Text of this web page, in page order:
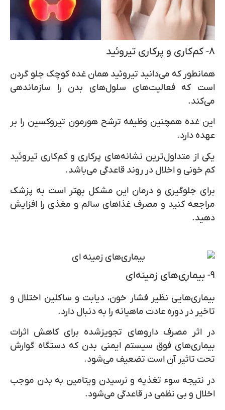
۸- کم‌کاری و پرکاری تیروئید
همانطور که می‌دانید تیروئید همان غده کوچک جلو گردن
است که فعالیت‌های سلول‌های بدن را سازماندهی
می‌کند.
این غده همچنین وظیفه ترشح هورمون تیروکسین را بر
عهده دارد.
یکی از متداول‌ترین نشانه‌های پرکاری و کم‌کاری تیروئید
کم خونی و اخلال در روند قاعدگی می‌باشد.
برای جلوگیری و درمان این مشکل بهتر است به پزشک
مراجعه کنید و مصرف غذاهای سالم و مغذی را افزایش
دهید.
۹- بیماری‌های زمینه‌ای
بیماری‌هایی نظیر فشار خون، دیابت و ساکلین اختلال و
تاخیر در دوره عادت ماهیانه را به دنبال دارد.
در اثر مصرف داروهای تجویزشده برای کاهش اثرات
بیماری‌های فوق سیستم ایمنی بدن که دستگاه گوارش
تحت تاثیر آن است تضعیف می‌شود.
در نتیجه سوء تغذیه و نرسیدن ویتامین به بدن موجب
اخلال و بی‌ نظمی در قاعدگی می‌شود.